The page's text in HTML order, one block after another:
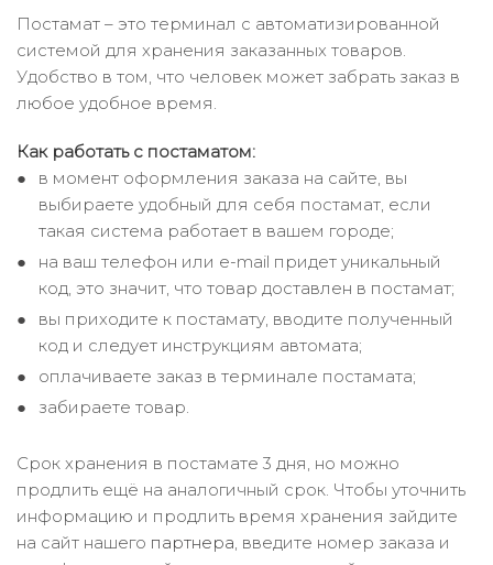
Постамат – это терминал с автоматизированной
системой для хранения заказанных товаров.
Удобство в том, что человек может забрать заказ в
любое удобное время.
Как работать с постаматом:
в момент оформления заказа на сайте, вы
выбираете удобный для себя постамат, если
такая система работает в вашем городе;
на ваш телефон или e-mail придет уникальный
код, это значит, что товар доставлен в постамат;
вы приходите к постамату, вводите полученный
код и следует инструкциям автомата;
оплачиваете заказ в терминале постамата;
забираете товар.
Срок хранения в постамате 3 дня, но можно
продлить ещё на аналогичный срок. Чтобы уточнить
информацию и продлить время хранения зайдите
на сайт нашего партнера, введите номер заказа и